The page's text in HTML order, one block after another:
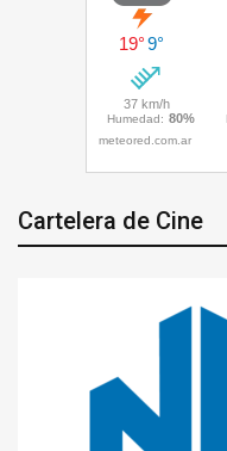
Cartelera de Cine